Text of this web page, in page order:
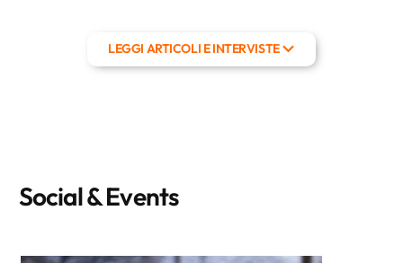
LEGGI ARTICOLI E INTERVISTE
Social & Events